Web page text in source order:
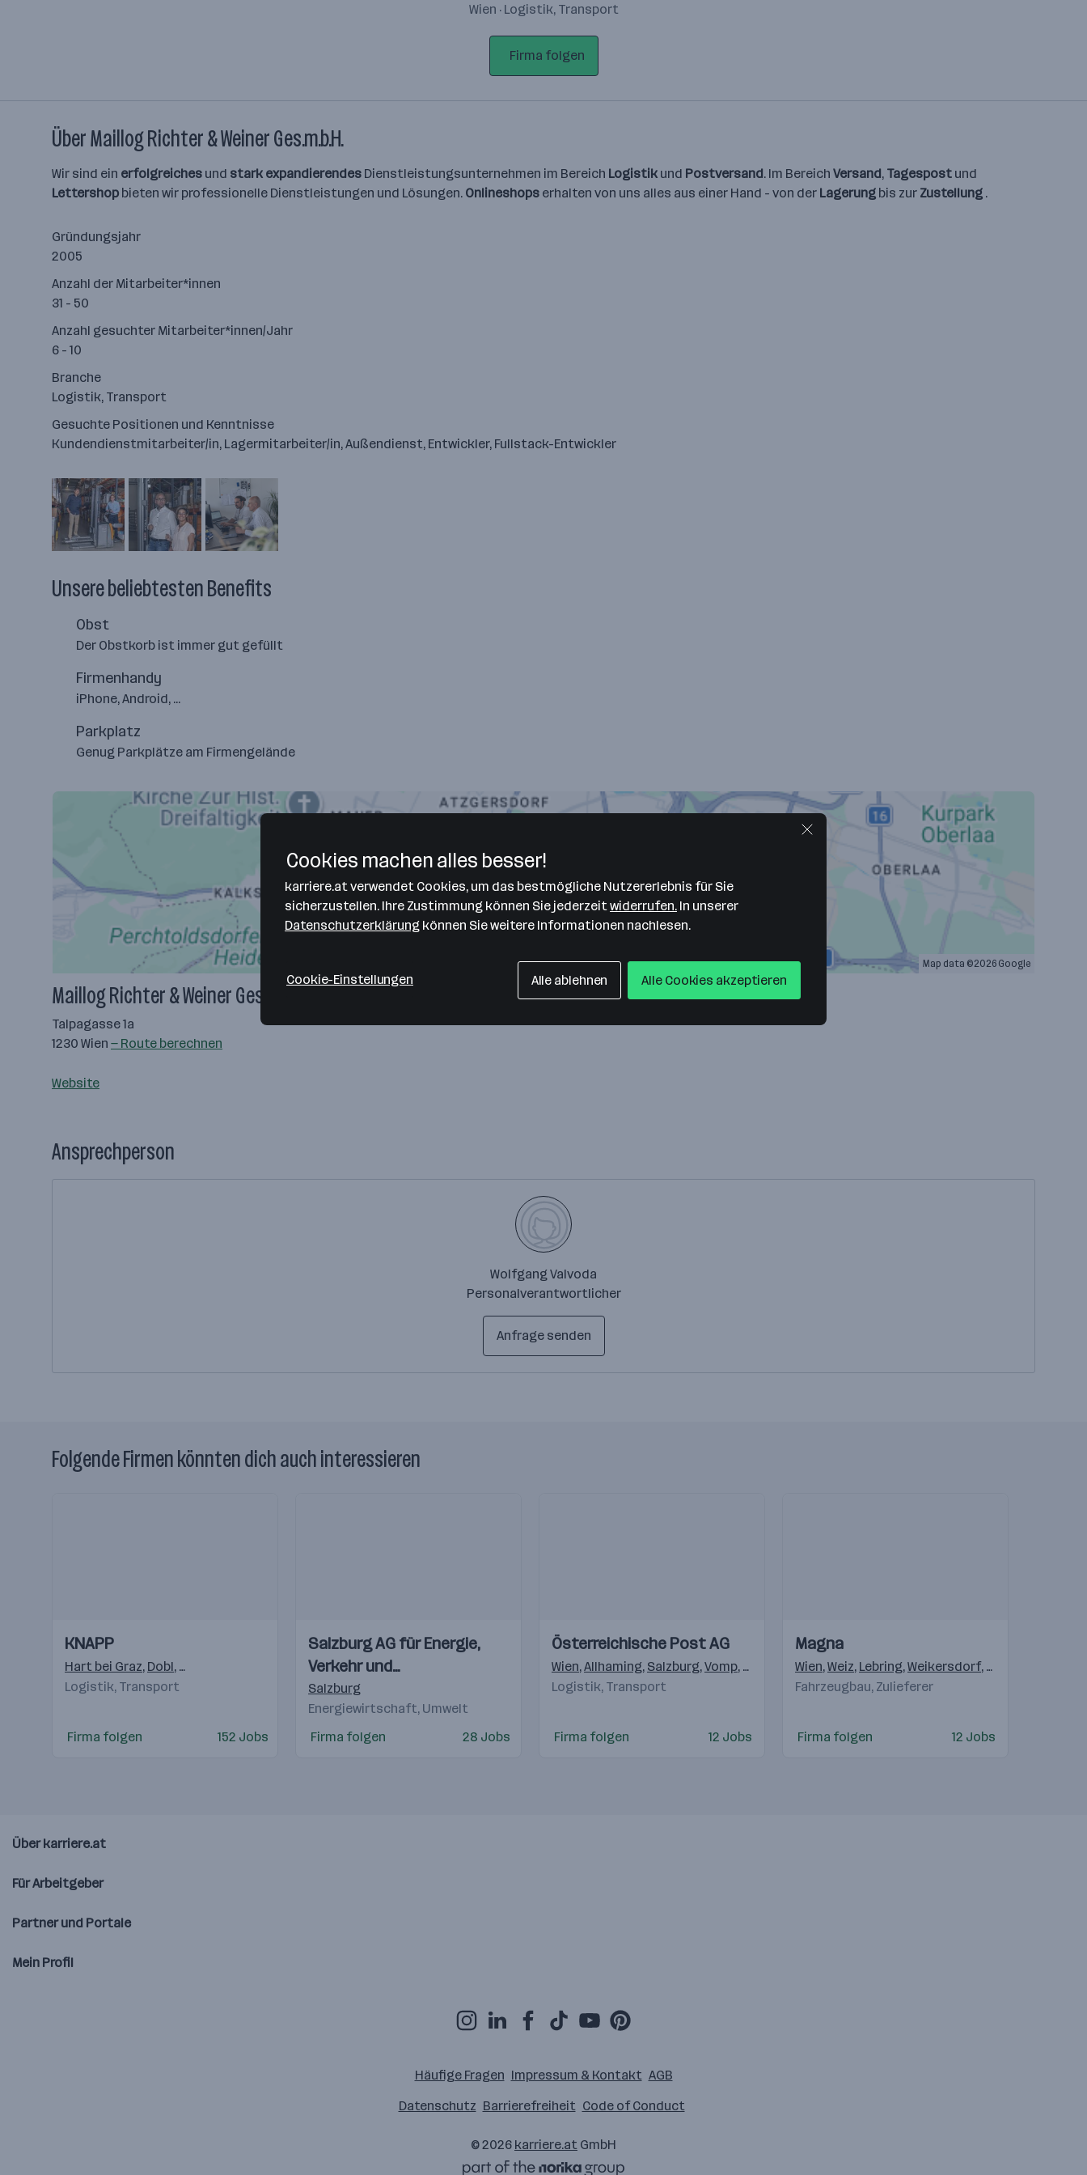
Wien · Logistik, Transport
Firma folgen
Über Maillog Richter & Weiner Ges.m.b.H.
Wir sind ein erfolgreiches und stark expandierendes Dienstleistungsunternehmen im Bereich Logistik und Postversand. Im Bereich Versand, Tagespost und
Lettershop bieten wir professionelle Dienstleistungen und Lösungen. Onlineshops erhalten von uns alles aus einer Hand - von der Lagerung bis zur Zustellung .
Gründungsjahr
2005
Anzahl der Mitarbeiter*innen
31 - 50
Anzahl gesuchter Mitarbeiter*innen/Jahr
6 - 10
Branche
Logistik, Transport
Gesuchte Positionen und Kenntnisse
Kundendienstmitarbeiter/in, Lagermitarbeiter/in, Außendienst, Entwickler, Fullstack-Entwickler
Unsere beliebtesten Benefits
Obst
Der Obstkorb ist immer gut gefüllt
Firmenhandy
iPhone, Android, ...
Parkplatz
Genug Parkplätze am Firmengelände
Map data ©2026 Google
Maillog Richter & Weiner Ges.m.b.H.
Talpagasse 1a
1230 Wien — Route berechnen
Website
Ansprechperson
Wolfgang Valvoda
Personalverantwortlicher
Anfrage senden
Folgende Firmen könnten dich auch interessieren
Videos
Einblicke
Einblicke
KNAPP
Hart bei Graz, Dobl, Raaba-Grambach
Logistik, Transport
Firma folgen 152 Jobs
Videos
Einblicke
Einblicke
Salzburg AG für Energie,
Verkehr und
Telekommunikation
Salzburg
Energiewirtschaft, Umwelt
Firma folgen
28 Jobs
Videos
Einblicke
Einblicke
Österreichische Post AG
Wien,Allhaming, Salzburg,Vomp, Graz Villach,Hagenbrunn,Wals-Siezenheim
Logistik, Transport
Firma folgen 12 Jobs
Videos
Einblicke
Einblicke
Magna
Wien,Weiz, Lebring,Weikersdorf, Krottendorf
Fahrzeugbau, Zulieferer
Firma folgen 12 Jobs
Über karriere.at
Für Arbeitgeber
Partner und Portale
Mein Profil
Häufige Fragen Impressum & Kontakt AGB
Datenschutz Barrierefreiheit Code of Conduct
© 2026 karriere.at GmbH
Cookies machen alles besser!
karriere.at verwendet Cookies, um das bestmögliche Nutzererlebnis für Sie
sicherzustellen. Ihre Zustimmung können Sie jederzeitwiderrufen. In unserer
Datenschutzerklärung können Sie weitere Informationen nachlesen.
Cookie-Einstellungen Alle ablehnen Alle Cookies akzeptieren